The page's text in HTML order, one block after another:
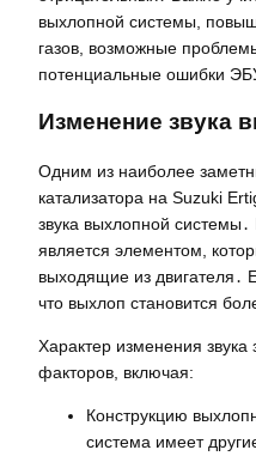
выхлопной системы,
газов, возможные
потенциальные ошибки
Изменение звука
Одним из наиболее
катализатора на Suzuki
звука выхлопной системы․
является элементом,
выходящие из двигателя․
что выхлоп становится
Характер изменения звука
факторов, включая:
Конструкцию
система имеет